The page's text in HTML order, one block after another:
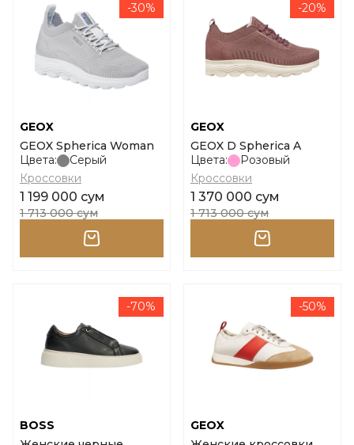
-30%
GEOX
GEOX Spherica Woman
Цвета:
Серый
Кроссовки
1 199 000 сум
1 713 000 сум
-20%
GEOX
GEOX D Spherica A
Цвета:
Розовый
Кроссовки
1 370 000 сум
1 713 000 сум
-70%
BOSS
-50%
GEOX